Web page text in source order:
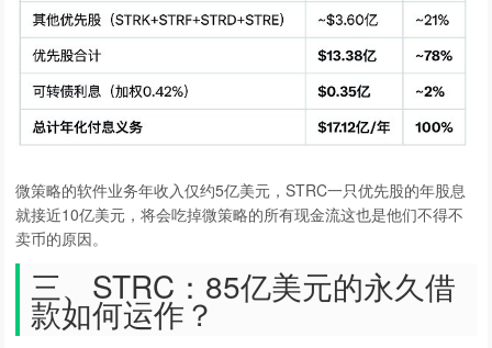
微策略的软件业务年收入仅约5亿美元，STRC一只优先股的年股息
就接近10亿美元，将会吃掉微策略的所有现金流这也是他们不得不
卖币的原因。
三、STRC：85亿美元的永久借
款如何运作？